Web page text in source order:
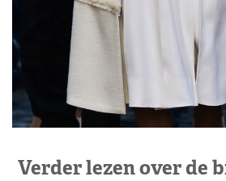
Verder lezen over de